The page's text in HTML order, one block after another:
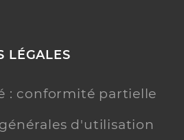
LÉGALES
: conformité partielle
d'utilisation